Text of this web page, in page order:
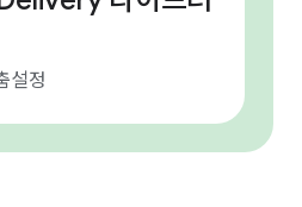
설정